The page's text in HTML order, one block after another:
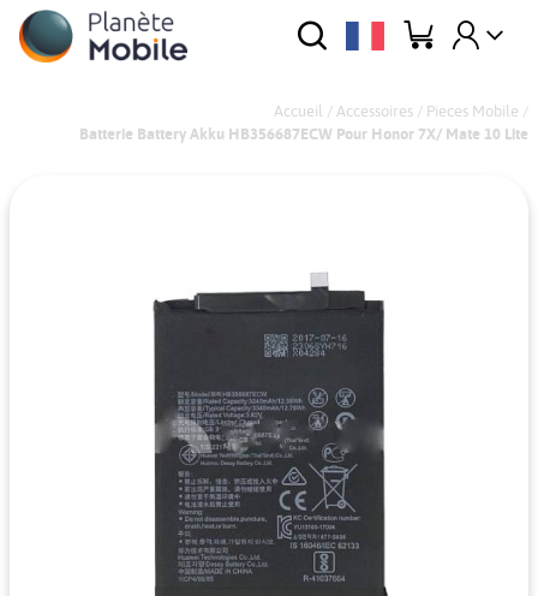
Accueil / Accessoires / Pieces Mobile /
Batterie Battery Akku HB356687ECW Pour Honor 7X/ Mate 10 Lite